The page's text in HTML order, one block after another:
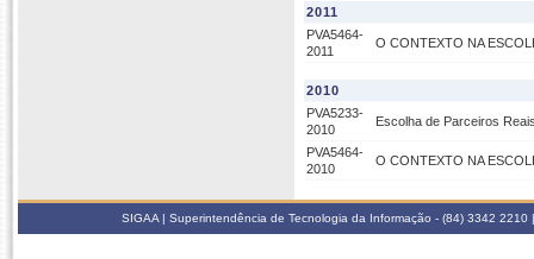
2011
PVA5464-
2011
O CONTEXTO NA
2010
PVA5233-
2010
Escolha de Parceiros
PVA5464-
2010
O CONTEXTO NA
SIGAA | Superintendência de Tecnologia da Informação - (84) 3342